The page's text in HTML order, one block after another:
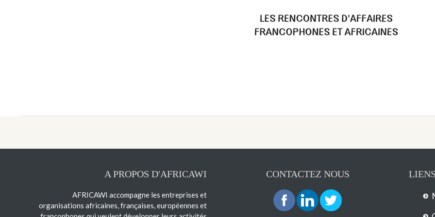
A PROPOS D'AFRICAWI
AFRICAWI accompagne les entreprises et
organisations africaines, françaises, européennes et
CONTACTEZ NOUS